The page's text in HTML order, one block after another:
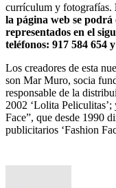
currículum y fotografías.
la página web se
representados en el
teléfonos: 917 584 654
Los creadores de esta
son Mar Muro, socia
responsable de la
2002 ‘Lolita
Face”, que desde 1990
publicitarios ‘Fashion